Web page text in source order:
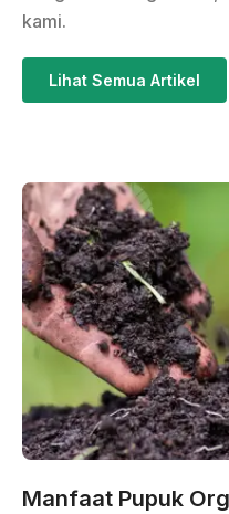
kami.
Lihat Semua Artikel
Manfaat Pupuk